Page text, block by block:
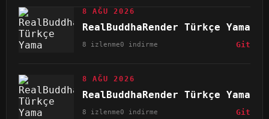
8 AĞU 2026
RealBuddhaRender Türkçe Yama
8 izlenme0 indirme Git
8 AĞU 2026
RealBuddhaRender Türkçe Yama
8 izlenme0 indirme Git